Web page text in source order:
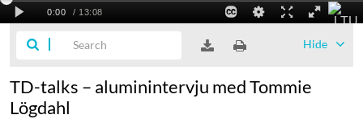
Hide
TD-talks – aluminintervju med Tommie
Lögdahl